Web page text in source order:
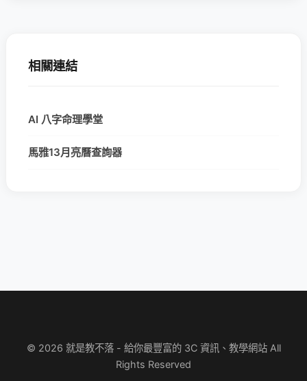
相關連結
AI 八字命理學堂
馬雅13月亮曆查詢器
© 2026 就是教不落 - 給你最豐富的 3C 資訊、教學網站 All
Rights Reserved